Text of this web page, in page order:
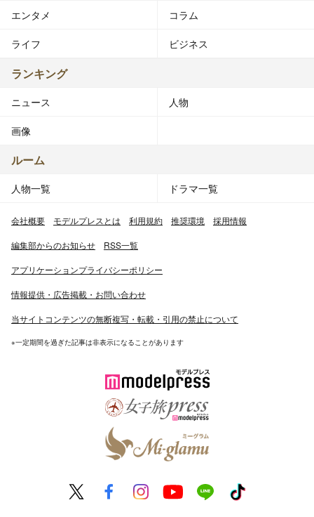
エンタメ コラム
ライフ ビジネス
ランキング
ニュース 人物
画像
ルーム
人物一覧 ドラマ一覧
会社概要 モデルプレスとは 利用規約 推奨環境 採用情報
編集部からのお知らせ RSS一覧
アプリケーションプライバシーポリシー
情報提供・広告掲載・お問い合わせ
当サイトコンテンツの無断複写・転載・引用の禁止について
※一定期間を過ぎた記事は非表示になることがあります